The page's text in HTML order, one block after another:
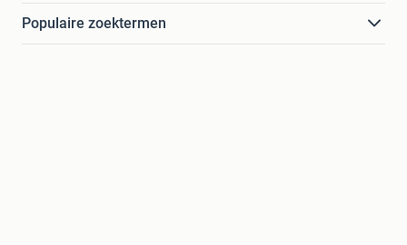
Populaire zoektermen